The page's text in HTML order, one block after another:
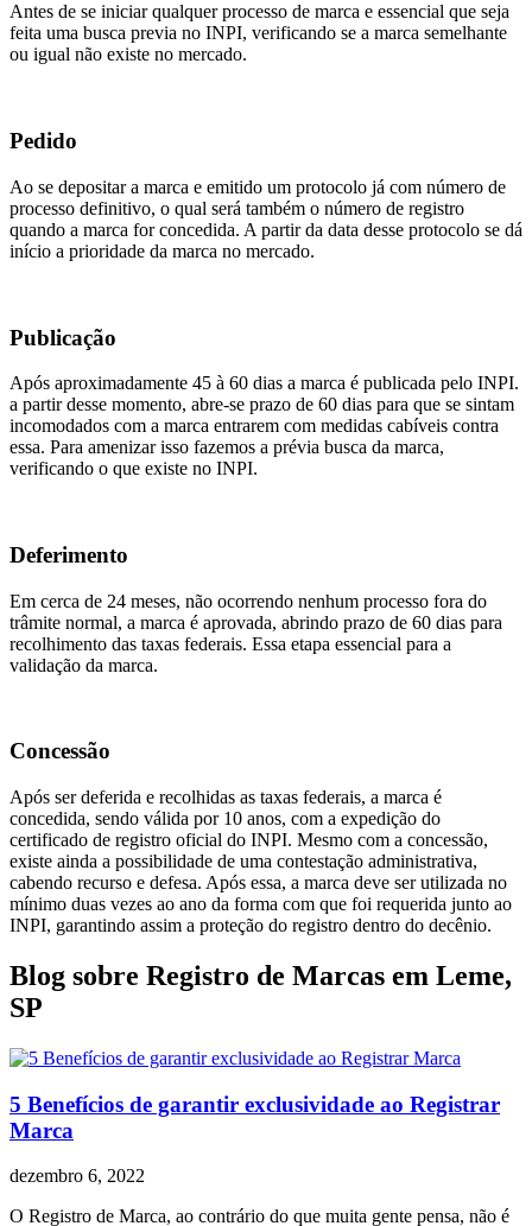
Antes de se iniciar qualquer processo de marca e essencial que seja
feita uma busca previa no INPI, verificando se a marca semelhante
ou igual não existe no mercado.
Pedido
Ao se depositar a marca e emitido um protocolo já com número de
processo definitivo, o qual será também o número de registro
quando a marca for concedida. A partir da data desse protocolo se dá
início a prioridade da marca no mercado.
Publicação
Após aproximadamente 45 à 60 dias a marca é publicada pelo INPI.
a partir desse momento, abre-se prazo de 60 dias para que se sintam
incomodados com a marca entrarem com medidas cabíveis contra
essa. Para amenizar isso fazemos a prévia busca da marca,
verificando o que existe no INPI.
Deferimento
Em cerca de 24 meses, não ocorrendo nenhum processo fora do
trâmite normal, a marca é aprovada, abrindo prazo de 60 dias para
recolhimento das taxas federais. Essa etapa essencial para a
validação da marca.
Concessão
Após ser deferida e recolhidas as taxas federais, a marca é
concedida, sendo válida por 10 anos, com a expedição do
certificado de registro oficial do INPI. Mesmo com a concessão,
existe ainda a possibilidade de uma contestação administrativa,
cabendo recurso e defesa. Após essa, a marca deve ser utilizada no
mínimo duas vezes ao ano da forma com que foi requerida junto ao
INPI, garantindo assim a proteção do registro dentro do decênio.
Blog sobre Registro de Marcas em Leme,
SP
5 Benefícios de garantir exclusividade ao Registrar
Marca
dezembro 6, 2022
O Registro de Marca, ao contrário do que muita gente pensa, não é